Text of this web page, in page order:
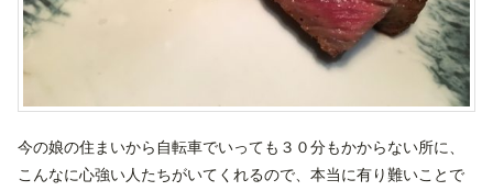
今の娘の住まいから自転車でいっても３０分もかからない所に、
こんなに心強い人たちがいてくれるので、本当に有り難いことで